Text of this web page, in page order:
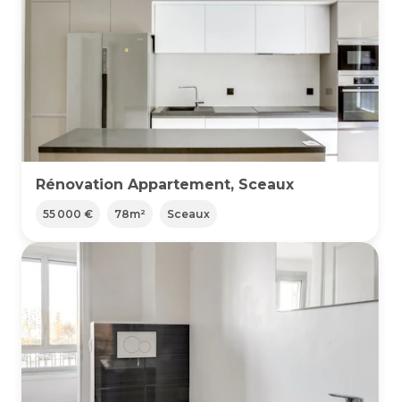
Rénovation Appartement, Sceaux
55 000 € 78m² Sceaux